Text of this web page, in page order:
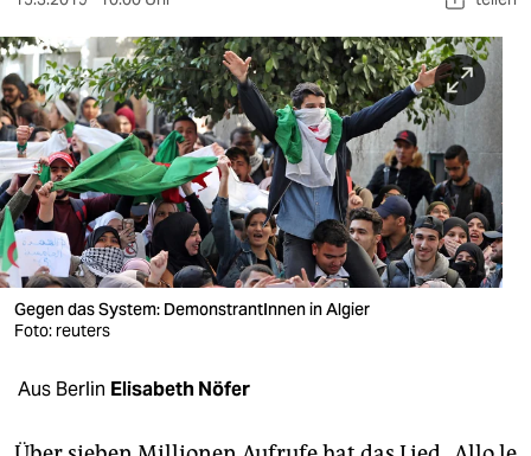
sport
berlin
nord
wahrheit
verlag
verlag
veranstaltungen
Gegen das System: DemonstrantInnen in Algier
Foto: reuters
Aus Berlin Elisabeth Nöfer